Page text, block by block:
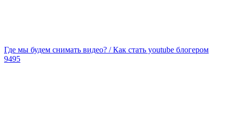
Где мы будем снимать видео? / Как стать youtube блогером
9495